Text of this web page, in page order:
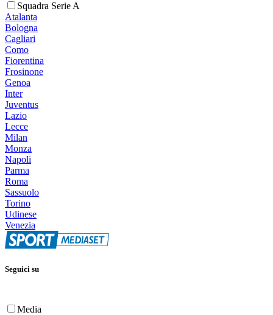
Squadra Serie A
Atalanta
Bologna
Cagliari
Como
Fiorentina
Frosinone
Genoa
Inter
Juventus
Lazio
Lecce
Milan
Monza
Napoli
Parma
Roma
Sassuolo
Torino
Udinese
Venezia
Seguici su
Media